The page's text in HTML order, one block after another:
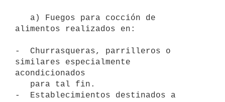
alimentos realizados en:
-  Churrasqueras, parrilleros o
similares especialmente
acondicionados
-  Establecimientos destinados a